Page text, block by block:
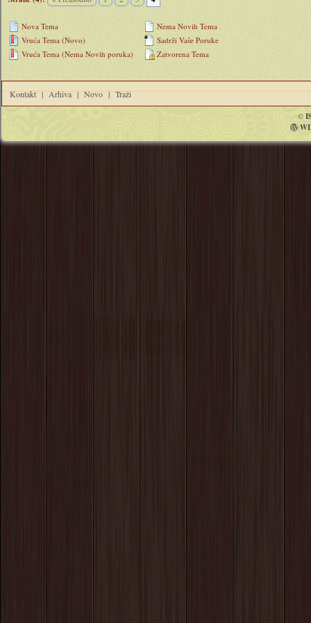
Nova Tema
Vruća Tema (Novo)
Vruća Tema (Nema Novih poruka)
Nema Novih Tema
Sadrži Vaše Poruke
Zatvorena Tema
Kontakt | Arhiva | Novo | Traži
©